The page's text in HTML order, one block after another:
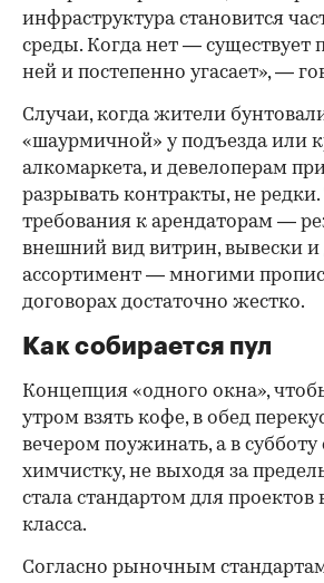
инфраструктура становится
среды. Когда нет — существует
ней и постепенно угасает», —
Случаи, когда жители
«шаурмичной» у подъезда или
алкомаркета, и девелоперам
разрывать контракты, не редки.
требования к арендаторам —
внешний вид витрин, вывески
ассортимент — многими
договорах достаточно жестко.
Как собирается пул
Концепция «одного окна»,
утром взять кофе, в обед
вечером поужинать, а в субботу
химчистку, не выходя за
стала стандартом для
класса.
Согласно рыночным